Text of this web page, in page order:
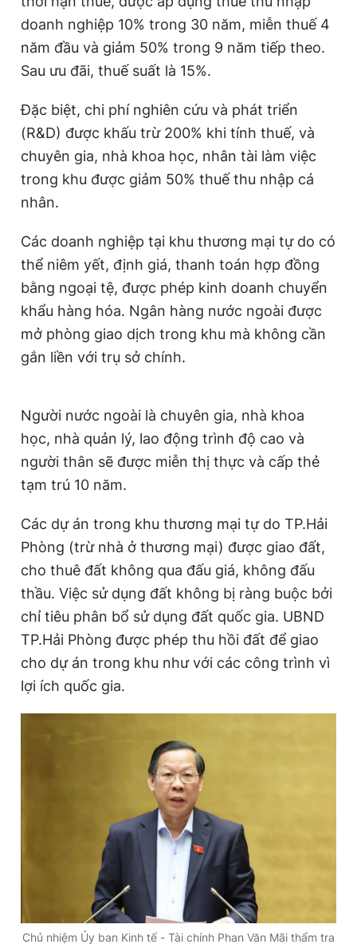
doanh nghiệp 10% trong 30 năm, miễn thuế 4
năm đầu và giảm 50% trong 9 năm tiếp theo.
Sau ưu đãi, thuế suất là 15%.
Đặc biệt, chi phí nghiên cứu và phát triển
(R&D) được khấu trừ 200% khi tính thuế, và
chuyên gia, nhà khoa học, nhân tài làm việc
trong khu được giảm 50% thuế thu nhập cá
nhân.
Các doanh nghiệp tại khu thương mại tự do có
thể niêm yết, định giá, thanh toán hợp đồng
bằng ngoại tệ, được phép kinh doanh chuyển
khẩu hàng hóa. Ngân hàng nước ngoài được
mở phòng giao dịch trong khu mà không cần
gắn liền với trụ sở chính.
Người nước ngoài là chuyên gia, nhà khoa
học, nhà quản lý, lao động trình độ cao và
người thân sẽ được miễn thị thực và cấp thẻ
tạm trú 10 năm.
Các dự án trong khu thương mại tự do TP.Hải
Phòng (trừ nhà ở thương mại) được giao đất,
cho thuê đất không qua đấu giá, không đấu
thầu. Việc sử dụng đất không bị ràng buộc bởi
chỉ tiêu phân bổ sử dụng đất quốc gia. UBND
TP.Hải Phòng được phép thu hồi đất để giao
cho dự án trong khu như với các công trình vì
lợi ích quốc gia.
Chủ nhiệm Ủy ban Kinh tế - Tài chính Phan Văn Mãi thẩm tra